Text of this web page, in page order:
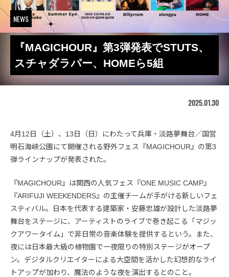
NEWS
『MAGICHOUR』第3弾発表でSTUTS、
スチャダラパー、HOMEら5組
2025.01.30
4月12日（土）、13日（日）にわたって兵庫・淡路夢舞台／国営
明石海峡公園にて開催される野外フェス『MAGICHOUR』の第3
弾ラインナップが発表された。
『MAGICHOUR』は関西の人気フェス『ONE MUSIC CAMP』
『ARIFUJI WEEKENDERS』の主催チームが手がける新しいフェ
スティバル。日本を代表する建築家・安藤忠雄が設計した淡路夢
舞台をステージに、アーティストのライブで巻き起こる「マジッ
クアワータイム」で非日常の音楽体験を提供するという。また、
夜には日本最大級の植物園で一夜限りの特別ステージがオープ
ン。デジタルクリエイターによる大空間を活かした幻想的なライ
トアップが加わり、魔法のような夜を演出するとのこと。